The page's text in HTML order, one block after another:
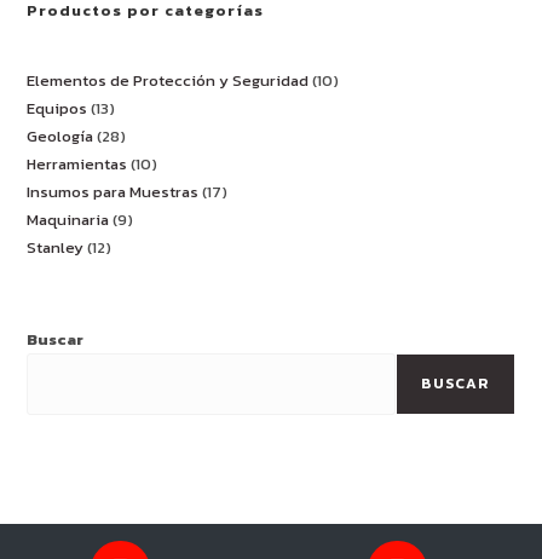
Productos por categorías
Elementos de Protección y Seguridad 10
Equipos 13
Geología 28
Herramientas 10
Insumos para Muestras 17
Maquinaria 9
Stanley 12
Buscar
BUSCAR